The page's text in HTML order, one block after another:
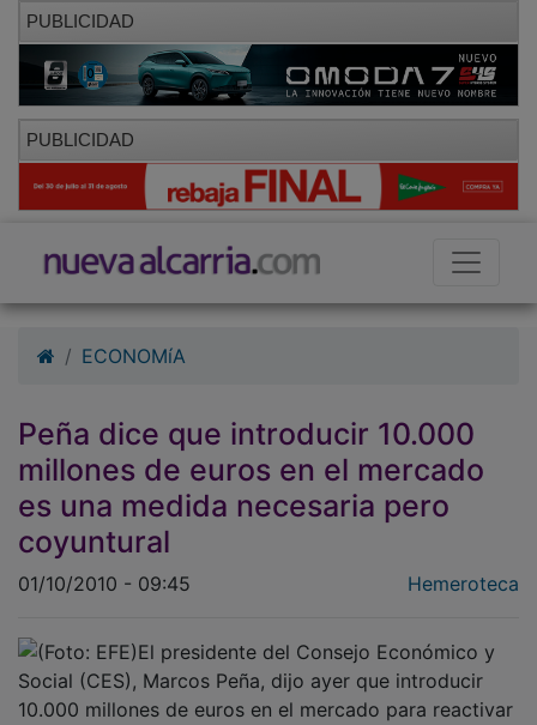
PUBLICIDAD
PUBLICIDAD
ECONOMíA
Peña dice que introducir 10.000
millones de euros en el mercado
es una medida necesaria pero
coyuntural
01/10/2010 - 09:45 Hemeroteca
El presidente del Consejo Económico y
Social (CES), Marcos Peña, dijo ayer que introducir
10.000 millones de euros en el mercado para reactivar